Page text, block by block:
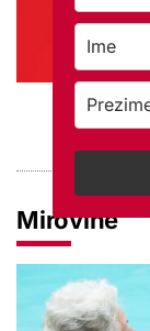
Mirovine